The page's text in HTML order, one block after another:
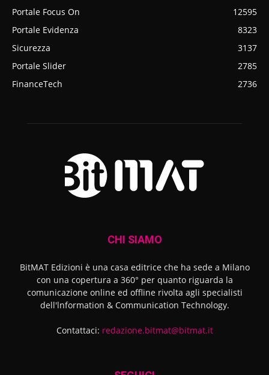
Portale Focus On
12595
Portale Evidenza
8323
Sicurezza
3137
Portale Slider
2785
FinanceTech
2736
CHI SIAMO
BitMAT Edizioni è una casa editrice che ha sede a Milano
con una copertura a 360° per quanto riguarda la
comunicazione online ed offline rivolta agli specialisti
dell'lnformation & Communication Technology.
Contattaci: redazione.bitmat@bitmat.it